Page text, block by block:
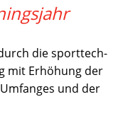
die sporttech­
mit Erhöhung der
und der